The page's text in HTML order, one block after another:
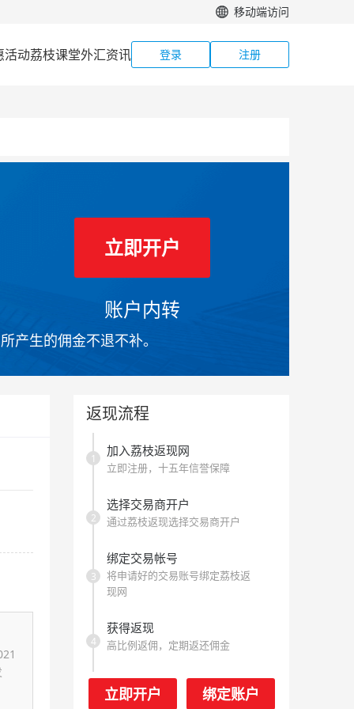
移动端访问
活动荔枝课堂外汇资讯 登录 注册
立即开户
账户内转
产生的佣金不退不补。
返现流程
加入荔枝返现网
立即注册，十五年信誉保障
1
选择交易商开户
通过荔枝返现选择交易商开户
2
绑定交易帐号
将申请好的交易账号绑定荔枝返
现网
3
获得返现
高比例返佣，定期返还佣金
4
立即开户 绑定账户